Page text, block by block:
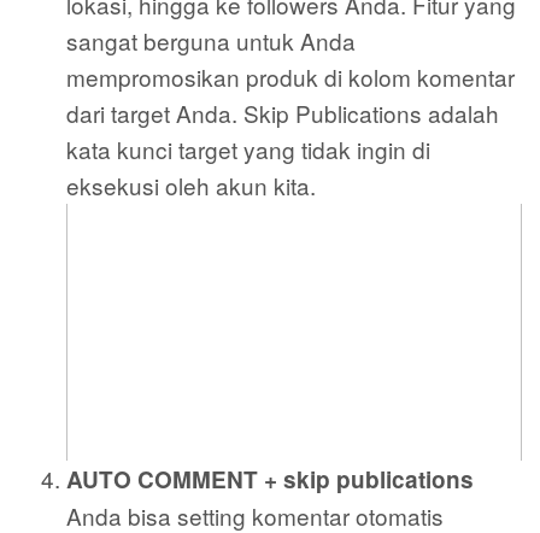
sangat berguna untuk Anda
mempromosikan produk di kolom komentar
dari target Anda. Skip Publications adalah
kata kunci target yang tidak ingin di
eksekusi oleh akun kita.
AUTO COMMENT + skip publications
Anda bisa setting komentar otomatis